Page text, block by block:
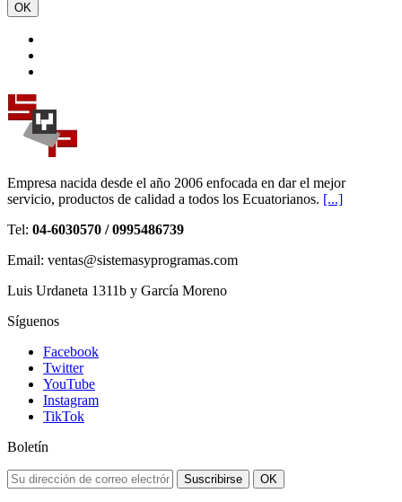
OK
Empresa nacida desde el año 2006 enfocada en dar el mejor
servicio, productos de calidad a todos los Ecuatorianos. [...]
Tel: 04-6030570 / 0995486739
Email: ventas@sistemasyprogramas.com
Luis Urdaneta 1311b y García Moreno
Síguenos
Facebook
Twitter
YouTube
Instagram
TikTok
Boletín
Suscribirse OK